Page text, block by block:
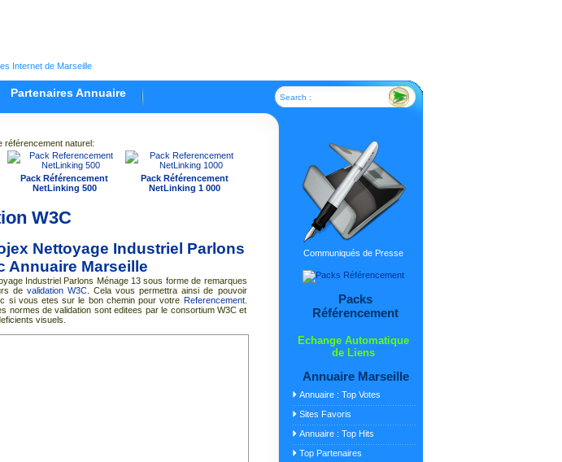
Internet de Marseille
Partenaires Annuaire Search :
référencement naturel:
Pack Référencement
NetLinking 500
Pack Référencement
NetLinking 1 000
W3C
Nettoyage Industriel Parlons
Annuaire Marseille
Industriel Parlons Ménage 13 sous forme de remarques
devalidation W3C. Cela vous permettra ainsi de pouvoir
si vous etes sur le bon chemin pour votre Referencement.
normes de validation sont editees par le consortium W3C et
visuels.
Communiqués de Presse
Packs
Référencement
Echange Automatique
de Liens
Annuaire Marseille
Annuaire : Top Votes
Sites Favoris
Annuaire : Top Hits
Top Partenaires